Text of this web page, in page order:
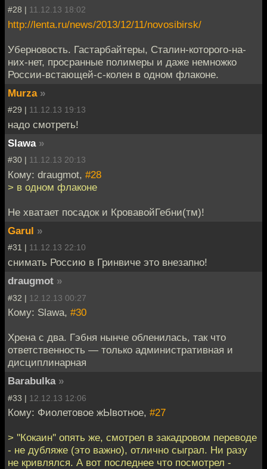
#28 | 11.12.13 18:02
http://lenta.ru/news/2013/12/11/novosibirsk/
Уберновость. Гастарбайтеры, Сталин-которого-на-
них-нет, просранные полимеры и даже немножко
России-встающей-с-колен в одном флаконе.
Murza »
#29 | 11.12.13 19:13
надо смотреть!
Slawa »
#30 | 11.12.13 20:13
Кому: draugmot, #28
> в одном флаконе
Не хватает посадок и КровавойГебни(тм)!
Garul »
#31 | 11.12.13 22:10
снимать Россию в Гринвиче это внезапно!
draugmot »
#32 | 12.12.13 00:27
Кому: Slawa, #30
Хрена с два. Гэбня нынче обленилась, так что
ответственность — только административная и
дисциплинарная
Barabulka »
#33 | 12.12.13 12:06
Кому: Фиолетовое жЫвотное, #27
> ''Кокаин'' опять же, смотрел в закадровом переводе
- не дубляже (это важно), отлично сыграл. Ни разу
не кривлялся. А вот последнее что посмотрел -